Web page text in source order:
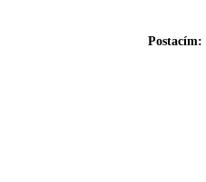
Postacím: